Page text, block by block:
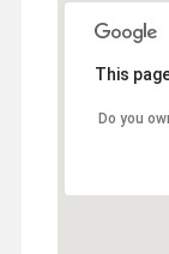
This
Do you